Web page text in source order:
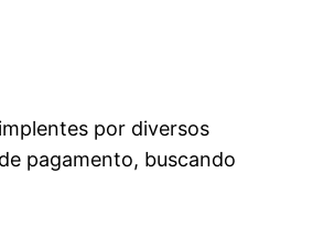
por diversos
pagamento, buscando